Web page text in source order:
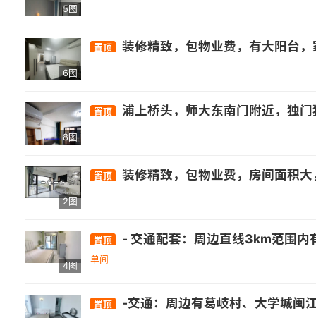
5图
6图
置顶 装修精致，包物业费，有大阳台
8图
置顶 浦上桥头，师大东南门附近，独门独户单身公寓，一线江景房，南北通透。公交地铁出行方便，商业圈内有超市，饭店，娱乐，培训等，朴朴就在楼下。临近正荣、师大潮街、高新万达商业圈等。 包物业宽带，两室一厨一卫(厨
2图
置顶 装修精致，包物业费，房间面积
4图
置顶 - 交通配套：周边直线3km范围内有1个地铁站厚庭，直线1km内有13个公交站，距离浦上大桥西站仅105m. -
单间
置顶 -交通：周边有葛岐村、大学城闽江师专、高新学园路口、旗山石沙等公交站，途径的公交线路包括26路、89路、141路、151路